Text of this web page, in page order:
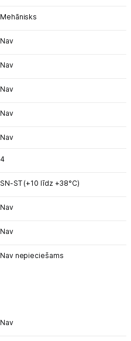
Mehānisks
Nav
Nav
Nav
Nav
Nav
4
SN-ST (+10 līdz +38°C)
Nav
Nav
Nav nepieciešams
Nav